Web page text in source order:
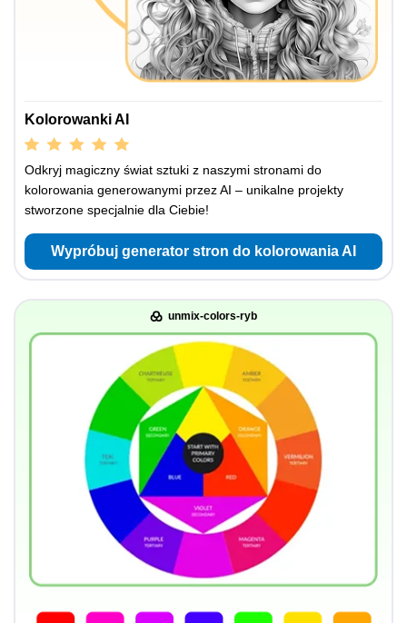
Kolorowanki AI
Odkryj magiczny świat sztuki z naszymi stronami do
kolorowania generowanymi przez AI – unikalne projekty
stworzone specjalnie dla Ciebie!
Wypróbuj generator stron do kolorowania AI
unmix-colors-ryb